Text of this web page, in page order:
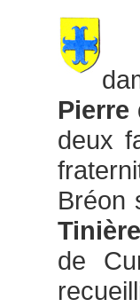
Pierre
deux
Bréon
Tinière
de